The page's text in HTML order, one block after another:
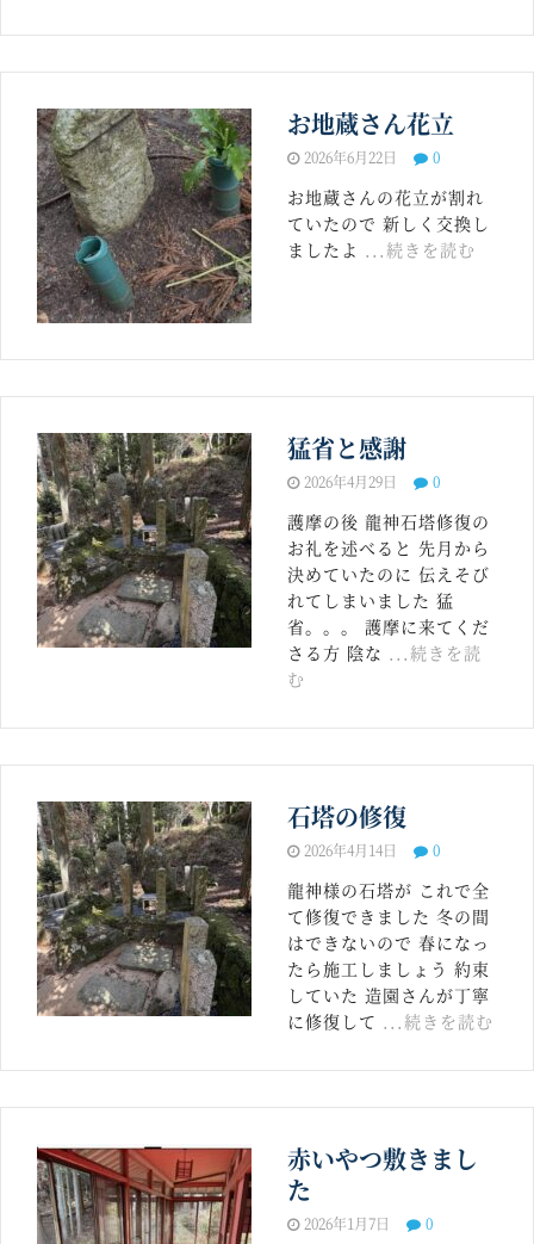
お地蔵さん花立
2026年6月22日 0
お地蔵さんの花立が割れ
ていたので 新しく交換し
ましたよ ...続きを読む
猛省と感謝
2026年4月29日 0
護摩の後 龍神石塔修復の
お礼を述べると 先月から
決めていたのに 伝えそび
れてしまいました 猛
省。。。 護摩に来てくだ
さる方 陰な ...続きを読
む
石塔の修復
2026年4月14日 0
龍神様の石塔が これで全
て修復できました 冬の間
はできないので 春になっ
たら施工しましょう 約束
していた 造園さんが丁寧
に修復して ...続きを読む
赤いやつ敷きまし
た
2026年1月7日 0